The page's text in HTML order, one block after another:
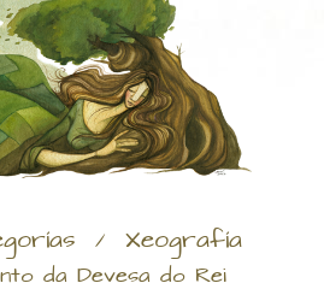
/ Xeografía
da Devesa do Rei